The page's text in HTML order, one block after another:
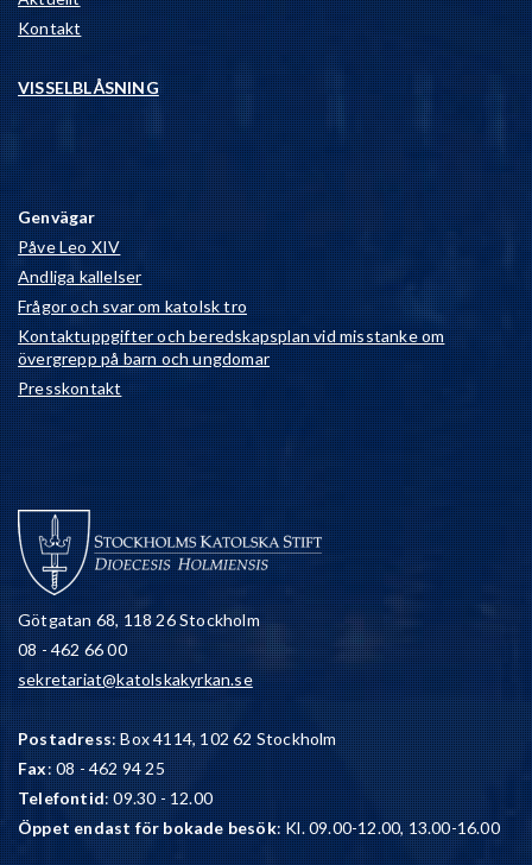
Kontakt
VISSELBLÅSNING
Genvägar
Påve Leo XIV
Andliga kallelser
Frågor och svar om katolsk tro
Kontaktuppgifter och beredskapsplan vid misstanke om
övergrepp på barn och ungdomar
Presskontakt
Götgatan 68, 118 26 Stockholm
08 - 462 66 00
sekretariat@katolskakyrkan.se
Postadress: Box 4114, 102 62 Stockholm
Fax: 08 - 462 94 25
Telefontid: 09.30 - 12.00
Öppet endast för bokade besök: Kl. 09.00-12.00, 13.00-16.00